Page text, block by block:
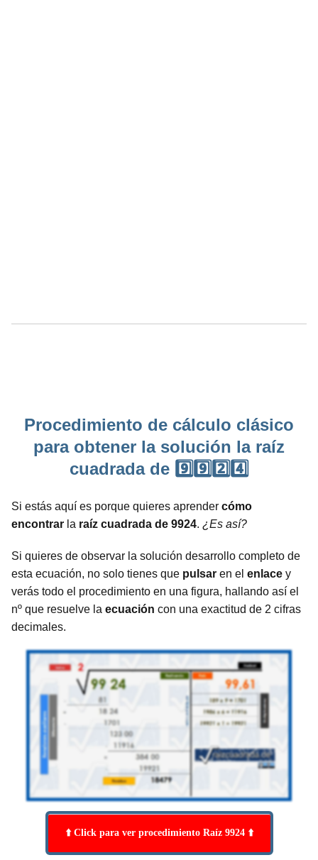
Procedimiento de cálculo clásico
para obtener la solución la raíz
cuadrada de 9️⃣9️⃣2️⃣4️⃣
Si estás aquí es porque quieres aprender cómo
encontrar la raíz cuadrada de 9924. ¿Es así?
Si quieres de observar la solución desarrollo completo de
esta ecuación, no solo tienes que pulsar en el enlace y
verás todo el procedimiento en una figura, hallando así el
nº que resuelve la ecuación con una exactitud de 2 cifras
decimales.
⬆️ Click para ver procedimiento Raíz 9924 ⬆️